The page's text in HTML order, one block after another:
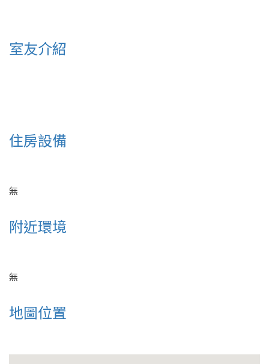
室友介紹
住房設備
無
附近環境
無
地圖位置